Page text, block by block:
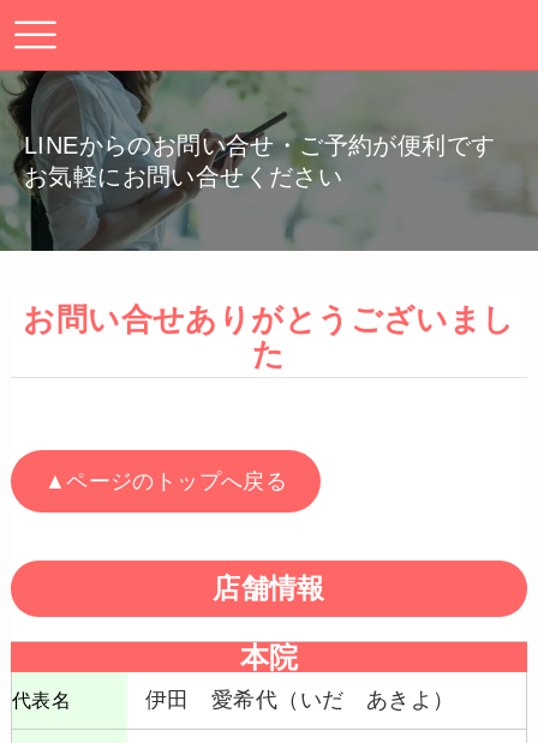
LINEからのお問い合せ・ご予約が便利です
お気軽にお問い合せください
お問い合せありがとうございまし
た
▲ページのトップへ戻る
店舗情報
本院
代表名 伊田 愛希代（いだ あきよ）